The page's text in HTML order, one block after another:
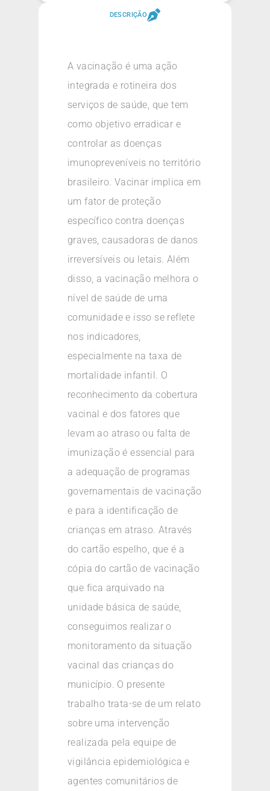
DESCRIÇÃO
A vacinação é uma ação
integrada e rotineira dos
serviços de saúde, que tem
como objetivo erradicar e
controlar as doenças
imunopreveníveis no território
brasileiro. Vacinar implica em
um fator de proteção
específico contra doenças
graves, causadoras de danos
irreversíveis ou letais. Além
disso, a vacinação melhora o
nível de saúde de uma
comunidade e isso se reflete
nos indicadores,
especialmente na taxa de
mortalidade infantil. O
reconhecimento da cobertura
vacinal e dos fatores que
levam ao atraso ou falta de
imunização é essencial para
a adequação de programas
governamentais de vacinação
e para a identificação de
crianças em atraso. Através
do cartão espelho, que é a
cópia do cartão de vacinação
que fica arquivado na
unidade básica de saúde,
conseguimos realizar o
monitoramento da situação
vacinal das crianças do
município. O presente
trabalho trata-se de um relato
sobre uma intervenção
realizada pela equipe de
vigilância epidemiológica e
agentes comunitários de